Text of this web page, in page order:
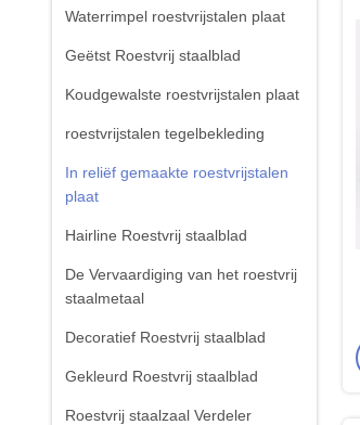
Waterrimpel roestvrijstalen plaat
Geëtst Roestvrij staalblad
Koudgewalste roestvrijstalen plaat
roestvrijstalen tegelbekleding
In reliëf gemaakte roestvrijstalen
plaat
Hairline Roestvrij staalblad
De Vervaardiging van het roestvrij
staalmetaal
Decoratief Roestvrij staalblad
Gekleurd Roestvrij staalblad
Roestvrij staalzaal Verdeler